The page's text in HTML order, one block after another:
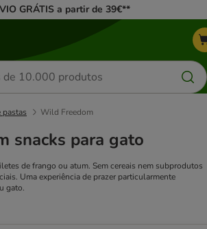
GRÁTIS a partir de 39€**
pastas Wild Freedom
snacks para gato
de frango ou atum. Sem cereais nem subprodutos
Uma experiência de prazer particularmente
gato.